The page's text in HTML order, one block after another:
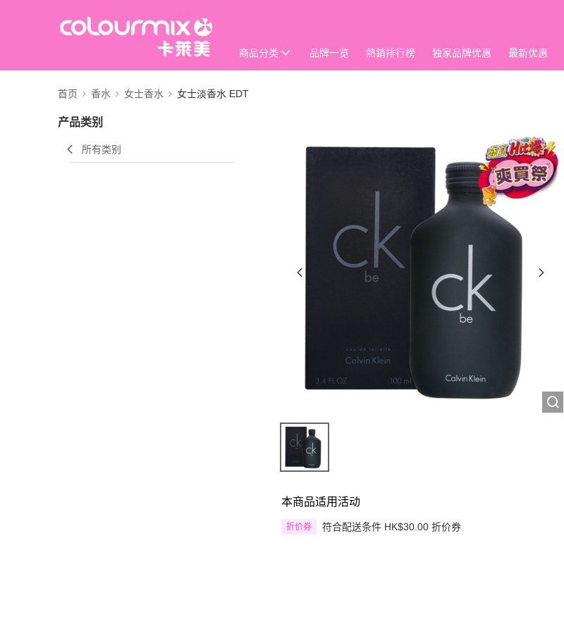
商品分类 品牌一览 熱銷排行榜 独家品牌优惠 最新优惠
首页 香水 女士香水 女士淡香水 EDT
产品类别
所有类别
本商品适用活动
折价券 符合配送条件 HK$30.00 折价券